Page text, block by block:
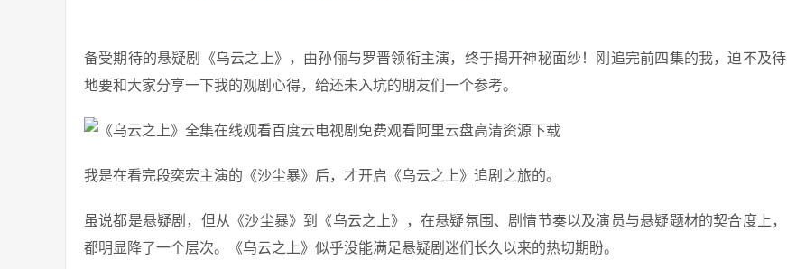
备受期待的悬疑剧《乌云之上》，由孙俪与罗晋领衔主演，终于揭开神秘面纱！刚追完前四集的我，迫不及待
地要和大家分享一下我的观剧心得，给还未入坑的朋友们一个参考。
我是在看完段奕宏主演的《沙尘暴》后，才开启《乌云之上》追剧之旅的。
虽说都是悬疑剧，但从《沙尘暴》到《乌云之上》，在悬疑氛围、剧情节奏以及演员与悬疑题材的契合度上，
都明显降了一个层次。《乌云之上》似乎没能满足悬疑剧迷们长久以来的热切期盼。